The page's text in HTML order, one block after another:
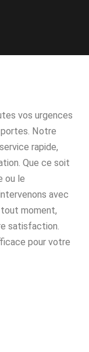
vos urgences
Notre
rapide,
Que ce soit
ou le
avec
moment,
satisfaction.
pour votre